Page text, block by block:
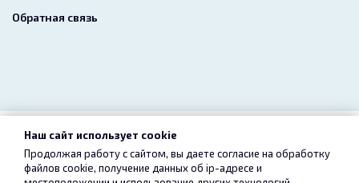
Обратная связь
2026 freelance.boutique
Пользовательское соглашение Конфиденциальность
Наш сайт использует cookie
Продолжая работу с сайтом, вы даете согласие на обработку
файлов cookie, получение данных об ip-адресе и